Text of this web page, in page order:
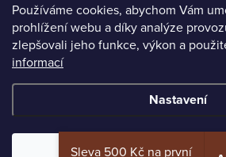
Používáme cookies, abychom Vám
prohlížení webu a díky analýze
zlepšovali jeho funkce, výkon a
informací
Nastavení
Užitečné informace
Copyright 2026AV Interiéry. Všechna
Sleva 500 Kč na první